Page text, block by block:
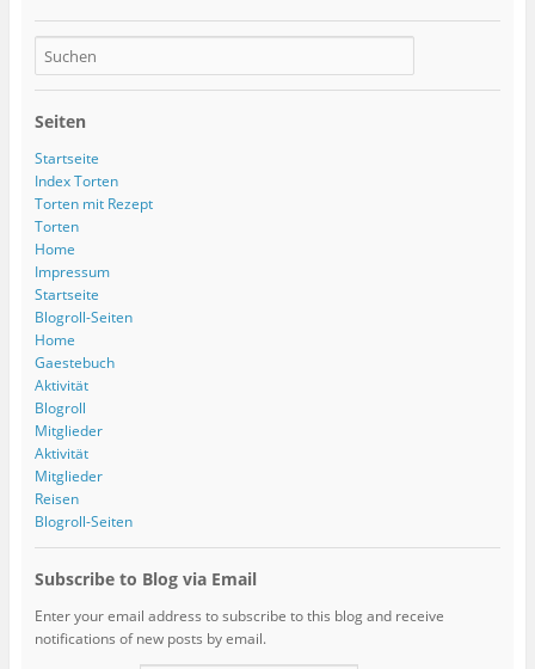
Seiten
Startseite
Index Torten
Torten mit Rezept
Torten
Home
Impressum
Startseite
Blogroll-Seiten
Home
Gaestebuch
Aktivität
Blogroll
Mitglieder
Aktivität
Mitglieder
Reisen
Blogroll-Seiten
Subscribe to Blog via Email
Enter your email address to subscribe to this blog and receive
notifications of new posts by email.